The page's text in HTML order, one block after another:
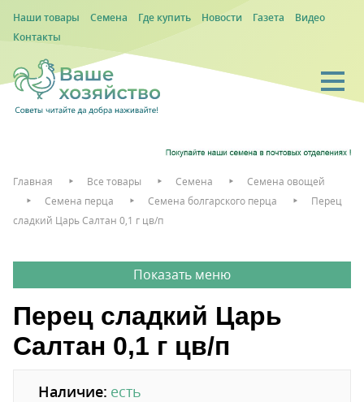
Наши товары Семена Где купить Новости Газета
Видео
Контакты
Главная Все товары Семена
Семена овощей
Семена перца
Семена болгарского перца
Перец
сладкий Царь Салтан 0,1 г цв/п
Перец сладкий Царь
Салтан 0,1 г цв/п
Наличие: есть